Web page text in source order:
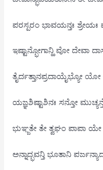
ಪರಸ್ಪರಂ ಭಾವಯನ್ತಃ
ಇಷ್ಟಾನ್ಭೋಗಾನ್ಹಿ ವೋ ದೇವಾ
ತೈರ್ದತ್ತಾನಪ್ರದಾಯೈಭ್ಯೋ ಯೋ
ಯಜ್ಞಶಿಷ್ಟಾಶಿನಃ ಸನ್ತೋ
ಭುಞ್ಜತೇ ತೇ ತ್ವಘಂ ಪಾಪಾ ಯೇ
ಅನ್ನಾದ್ಭವನ್ತಿ ಭೂತಾನಿ